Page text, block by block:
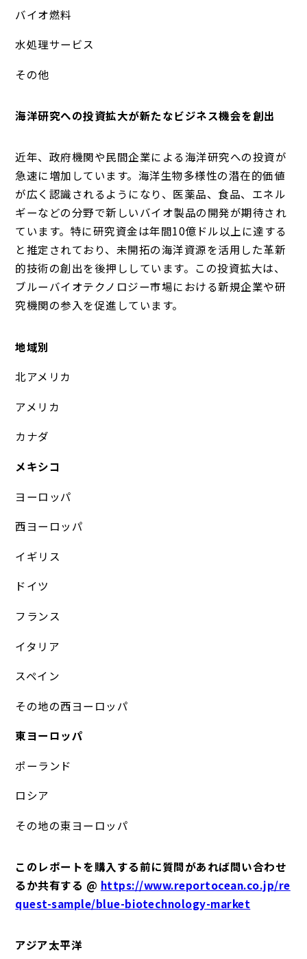
バイオ燃料
水処理サービス
その他
海洋研究への投資拡大が新たなビジネス機会を創出
近年、政府機関や民間企業による海洋研究への投資が
急速に増加しています。海洋生物多様性の潜在的価値
が広く認識されるようになり、医薬品、食品、エネル
ギーなどの分野で新しいバイオ製品の開発が期待され
ています。特に研究資金は年間10億ドル以上に達する
と推定されており、未開拓の海洋資源を活用した革新
的技術の創出を後押ししています。この投資拡大は、
ブルーバイオテクノロジー市場における新規企業や研
究機関の参入を促進しています。
地域別
北アメリカ
アメリカ
カナダ
メキシコ
ヨーロッパ
西ヨーロッパ
イギリス
ドイツ
フランス
イタリア
スペイン
その地の西ヨーロッパ
東ヨーロッパ
ポーランド
ロシア
その地の東ヨーロッパ
このレポートを購入する前に質問があれば問い合わせ
るか共有する @ https://www.reportocean.co.jp/re
quest-sample/blue-biotechnology-market
アジア太平洋